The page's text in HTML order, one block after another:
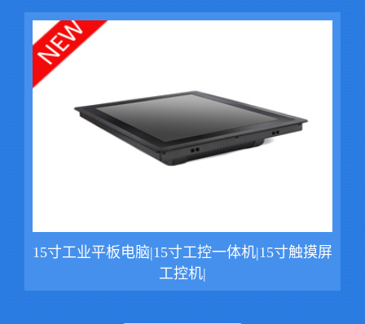
15寸工业平板电脑|15寸工控一体机|15寸触摸屏
工控机|